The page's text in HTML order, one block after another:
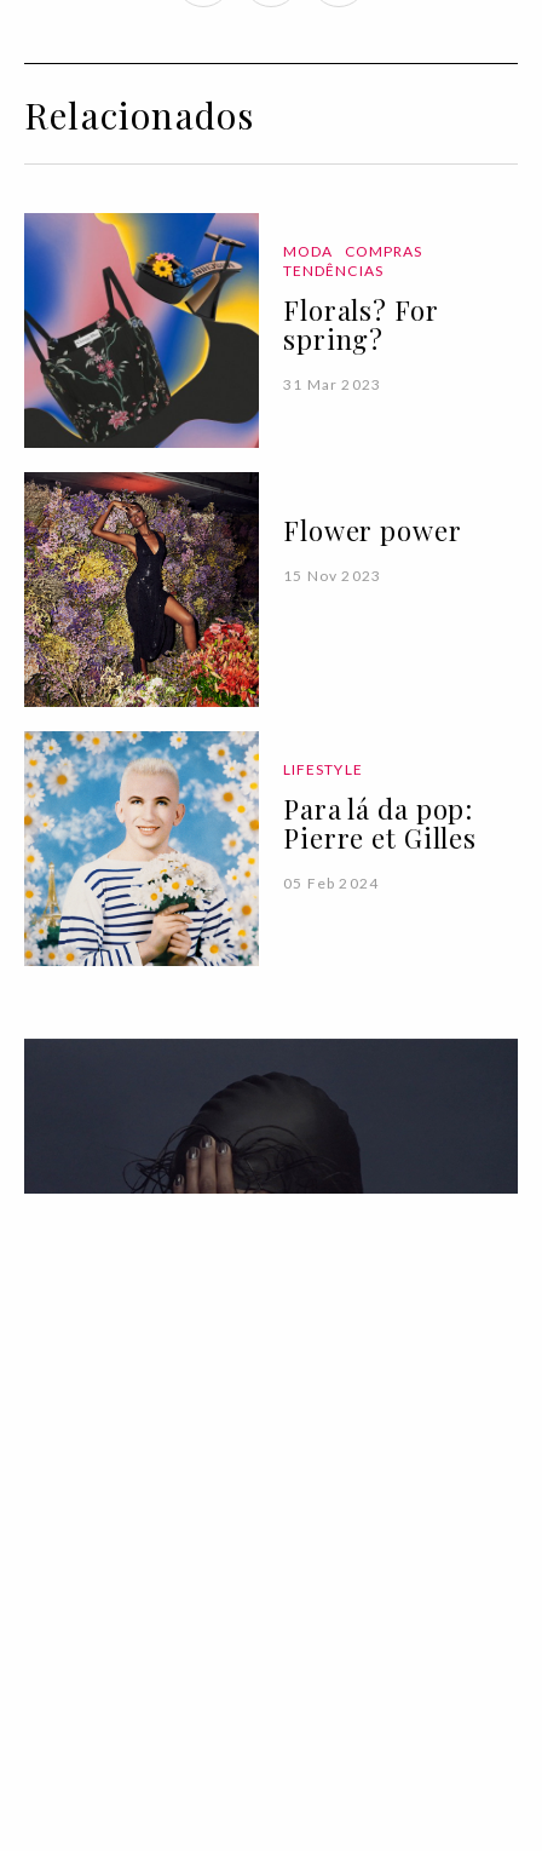
Relacionados
MODA
COMPRAS
TENDÊNCIAS
Florals? For
spring?
31 Mar 2023
Flower power
15 Nov 2023
LIFESTYLE
Para lá da pop:
Pierre et Gilles
05 Feb 2024